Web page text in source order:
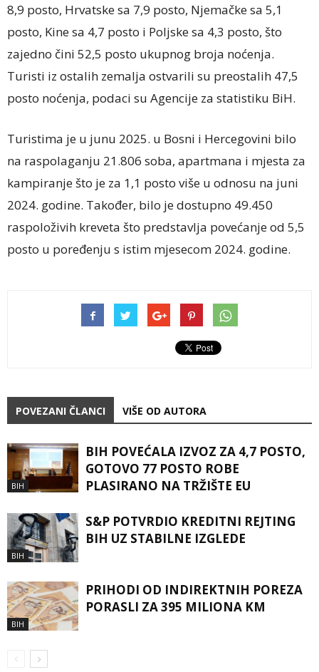
8,9 posto, Hrvatske sa 7,9 posto, Njemačke sa 5,1
posto, Kine sa 4,7 posto i Poljske sa 4,3 posto, što
zajedno čini 52,5 posto ukupnog broja noćenja.
Turisti iz ostalih zemalja ostvarili su preostalih 47,5
posto noćenja, podaci su Agencije za statistiku BiH.
Turistima je u junu 2025. u Bosni i Hercegovini bilo
na raspolaganju 21.806 soba, apartmana i mjesta za
kampiranje što je za 1,1 posto više u odnosu na juni
2024. godine. Također, bilo je dostupno 49.450
raspoloživih kreveta što predstavlja povećanje od 5,5
posto u poređenju s istim mjesecom 2024. godine.
POVEZANI ČLANCI VIŠE OD AUTORA
BIH
BIH POVEĆALA IZVOZ ZA 4,7 POSTO,
GOTOVO 77 POSTO ROBE
PLASIRANO NA TRŽIŠTE EU
BIH
S&P POTVRDIO KREDITNI REJTING
BIH UZ STABILNE IZGLEDE
BIH
PRIHODI OD INDIREKTNIH POREZA
PORASLI ZA 395 MILIONA KM